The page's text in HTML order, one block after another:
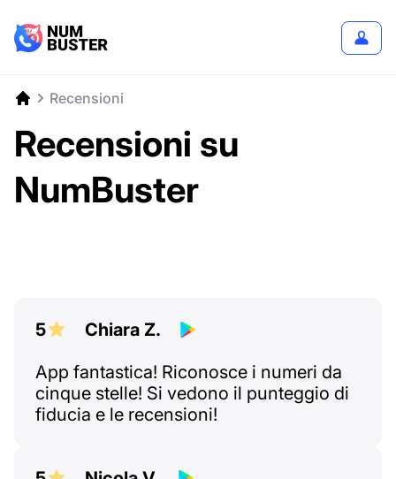
Recensioni
Recensioni su
NumBuster
5
Chiara Z.
App fantastica! Riconosce i numeri da
cinque stelle! Si vedono il punteggio di
fiducia e le recensioni!